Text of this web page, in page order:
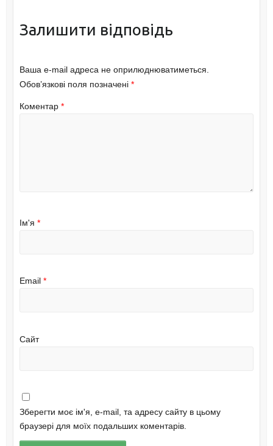
Залишити відповідь
Ваша e-mail адреса не оприлюднюватиметься.
Обов’язкові поля позначені *
Коментар *
Ім'я *
Email *
Сайт
Зберегти моє ім'я, e-mail, та адресу сайту в цьому
браузері для моїх подальших коментарів.